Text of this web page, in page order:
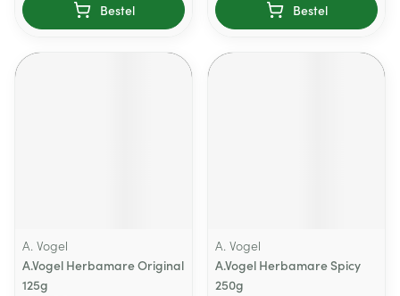
Bestel Bestel
A. Vogel
A.Vogel Herbamare Original
125g
A. Vogel
A.Vogel Herbamare Spicy
250g